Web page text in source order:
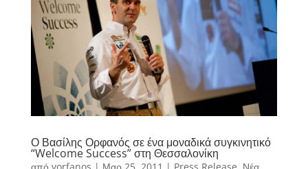
Ο Βασίλης Ορφανός σε ένα μοναδικά συγκινητικό
“Welcome Success” στη Θεσσαλονίκη